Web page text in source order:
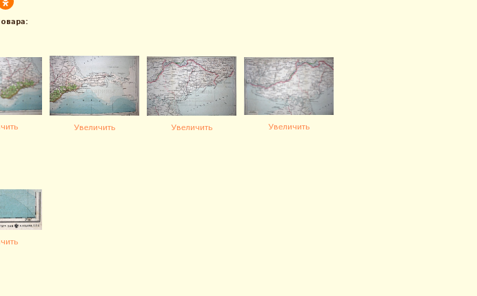
Увеличить Увеличить Увеличить